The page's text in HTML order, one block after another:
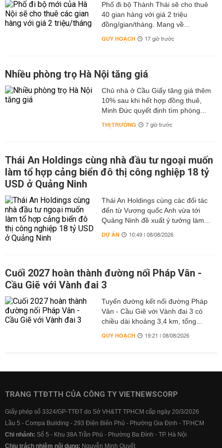
Phố đi bộ Thành Thái sẽ cho thuê
40 gian hàng với giá 2 triệu
đồng/gian/tháng. Mang về...
QUY HOẠCH 17 giờ trước
Nhiều phòng trọ Hà Nội tăng giá
Chủ nhà ở Cầu Giấy tăng giá thêm
10% sau khi hết hợp đồng thuê,
Minh Đức quyết định tìm phòng...
THỊ TRƯỜNG 7 giờ trước
Thái An Holdings cùng nhà đầu tư ngoại muốn
làm tổ hợp cảng biển đô thị công nghiệp 18 tỷ
USD ở Quảng Ninh
Thái An Holdings cùng các đối tác
đến từ Vương quốc Anh vừa tới
Quảng Ninh đề xuất ý tưởng làm...
DỰ ÁN 10:49 | 08/08/2026
Cuối 2027 hoàn thành đường nối Pháp Vân -
Cầu Giẽ với Vành đai 3
Tuyến đường kết nối đường Pháp
Vân - Cầu Giẽ với Vành đai 3 có
chiều dài khoảng 3,4 km, tổng...
QUY HOẠCH 19:21 | 08/08/2026
TRANG TTĐTTH CỦA CÔNG TY VIETNEWSCORP
Giấy phép số 3324/GP-TTĐT do Sở VH&TT TPHCM cấp ngày 20/3/2026
Lầu 5 - Compa Building - 293 Điện Biên Phủ - Phường Gia Định - TP.HCM
Chi nhánh: Số 5 - Khu 38A Trần Phú - Phường Ba Đình - TP. Hà Nội
Chịu trách nhiệm nội dung: Nguyễn Minh Quyết